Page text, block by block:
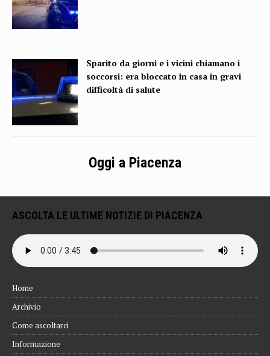
Sparito da giorni e i vicini chiamano i
soccorsi: era bloccato in casa in gravi
difficoltà di salute
Oggi a Piacenza
ASCOLTA LE ULTIME NOTIZIE DI PIACENZA
Home
Archivio
Come ascoltarci
Informazione